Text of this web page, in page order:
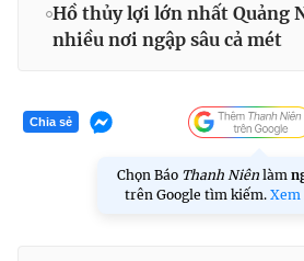
Hồ thủy lợi lớn nhất Quảng
nhiều nơi ngập sâu cả mét
Chia sẻ
Chọn Báo Thanh Niên làm
trên Google tìm kiếm. Xem